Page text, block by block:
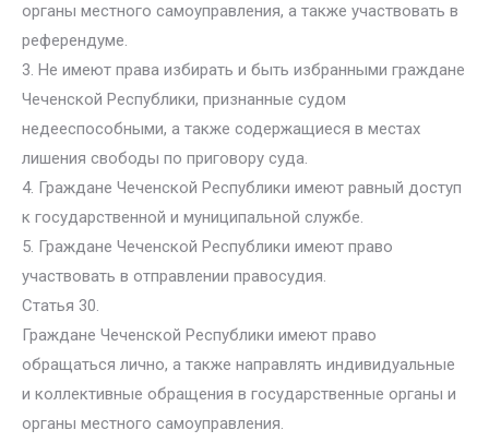
органы местного самоуправления, а также участвовать в
референдуме.
3. Не имеют права избирать и быть избранными граждане
Чеченской Республики, признанные судом
недееспособными, а также содержащиеся в местах
лишения свободы по приговору суда.
4. Граждане Чеченской Республики имеют равный доступ
к государственной и муниципальной службе.
5. Граждане Чеченской Республики имеют право
участвовать в отправлении правосудия.
Статья 30.
Граждане Чеченской Республики имеют право
обращаться лично, а также направлять индивидуальные
и коллективные обращения в государственные органы и
органы местного самоуправления.